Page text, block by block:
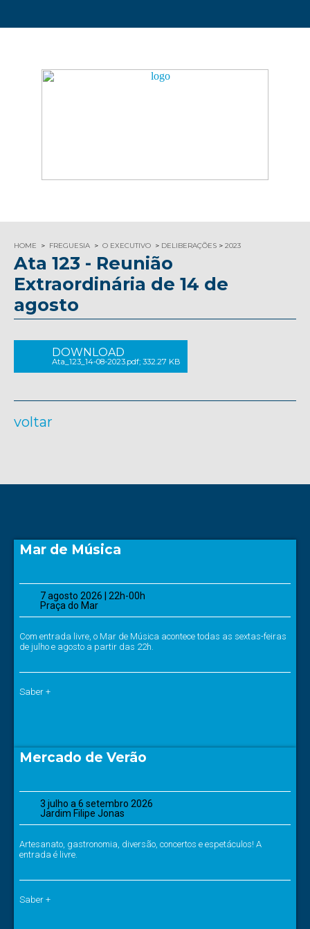
HOME FREGUESIA O EXECUTIVO DELIBERAÇÕES 2023
Ata 123 - Reunião
Extraordinária de 14 de
agosto
DOWNLOAD
Ata_123_14-08-2023.pdf; 332.27 KB
voltar
Mar de Música
7 agosto 2026 | 22h-00h
Praça do Mar
Com entrada livre, o Mar de Música acontece todas as sextas-feiras
de julho e agosto a partir das 22h.
Saber +
Mercado de Verão
3 julho a 6 setembro 2026
Jardim Filipe Jonas
Artesanato, gastronomia, diversão, concertos e espetáculos! A
entrada é livre.
Saber +